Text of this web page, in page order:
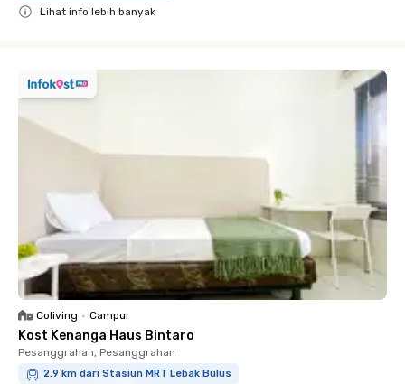
Lihat info lebih banyak
Coliving • Campur
Kost Kenanga Haus Bintaro
Pesanggrahan, Pesanggrahan
2.9 km dari Stasiun MRT Lebak Bulus